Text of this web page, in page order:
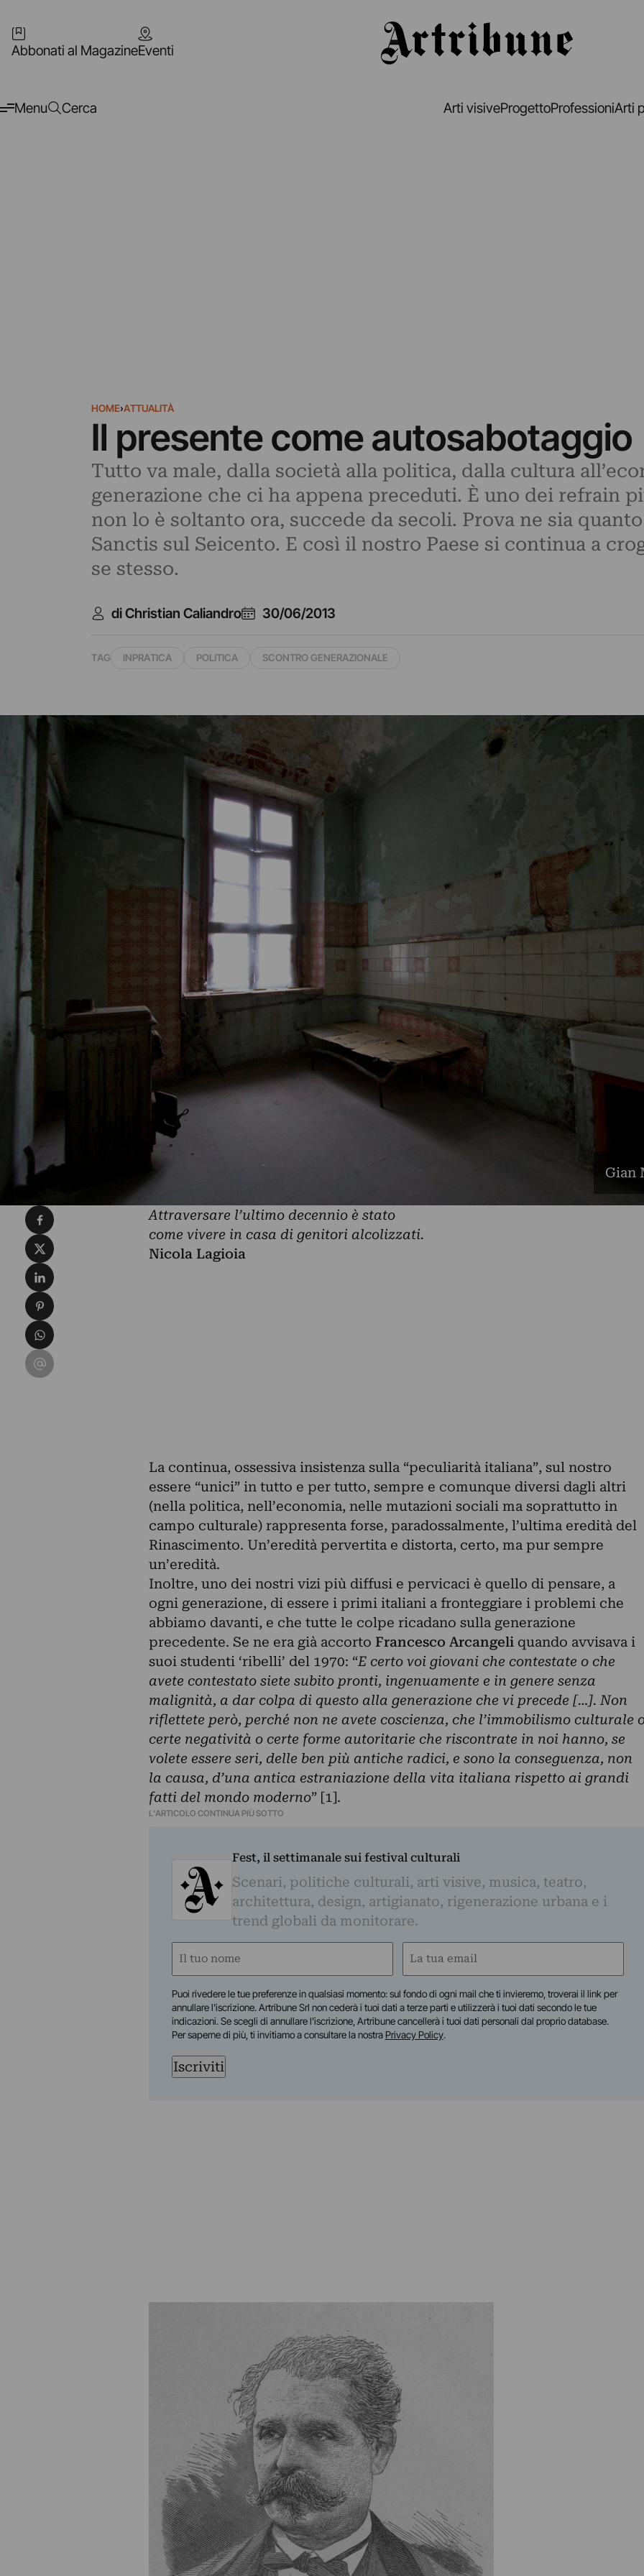
Abbonati al MagazineEventi
Menu Cerca Arti visiveProgettoProfessioniArti
HOME›ATTUALITÀ
Il presente come autosabotaggio
Tutto va male, dalla società alla politica, dalla cultura
generazione che ci ha appena preceduti. È uno dei refrain
non lo è soltanto ora, succede da secoli. Prova ne sia
Sanctis sul Seicento. E così il nostro Paese si continua a
se stesso.
di Christian Caliandro 30/06/2013
TAG INPRATICA POLITICA SCONTRO GENERAZIONALE
Gian
Attraversare l’ultimo decennio è stato
come vivere in casa di genitori alcolizzati.
Nicola Lagioia
La continua, ossessiva insistenza sulla “peculiarità italiana”, sul nostro
essere “unici” in tutto e per tutto, sempre e comunque diversi dagli altri
(nella politica, nell’economia, nelle mutazioni sociali ma soprattutto in
campo culturale) rappresenta forse, paradossalmente, l’ultima eredità del
Rinascimento. Un’eredità pervertita e distorta, certo, ma pur sempre
un’eredità.
Inoltre, uno dei nostri vizi più diffusi e pervicaci è quello di pensare, a
ogni generazione, di essere i primi italiani a fronteggiare i problemi che
abbiamo davanti, e che tutte le colpe ricadano sulla generazione
precedente. Se ne era già accorto Francesco Arcangeliquando avvisava i
suoi studenti ‘ribelli’ del 1970: “E certo voi giovani che contestate o che
avete contestato siete subito pronti, ingenuamente e in genere senza
malignità, a dar colpa di questo alla generazione che vi precede […]. Non
riflettete però, perché non ne avete coscienza, che l’immobilismo culturale
certe negatività o certe forme autoritarie che riscontrate in noi hanno, se
volete essere seri, delle ben più antiche radici, e sono la conseguenza, non
la causa, d’una antica estraniazione della vita italiana rispetto ai grandi
fatti del mondo moderno” [1].
L'ARTICOLO CONTINUA PIÙ SOTTO
Fest, il settimanale sui festival culturali
Scenari, politiche culturali, arti visive, musica, teatro,
architettura, design, artigianato, rigenerazione urbana e i
trend globali da monitorare.
Nome
Email
Puoi rivedere le tue preferenze in qualsiasi momento: sul fondo di ogni mail che ti invieremo, troverai il link per
annullare l’iscrizione. Artribune Srl non cederà i tuoi dati a terze parti e utilizzerà i tuoi dati secondo le tue
indicazioni. Se scegli di annullare l’iscrizione, Artribune cancellerà i tuoi dati personali dal proprio database.
Per saperne di più, ti invitiamo a consultare la nostra Privacy Policy.
Iscriviti
Condividi su Facebook
Condividi su X
Condividi su LinkedIn
Condividi su Pinterest
Condividi su WhatsApp
Condividi su Email